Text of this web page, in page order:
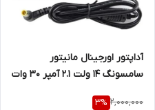
آداپتور اورجینال مانیتور
سامسونگ 14 ولت 2.1 آمپر 30 وات
2,000,000
3%